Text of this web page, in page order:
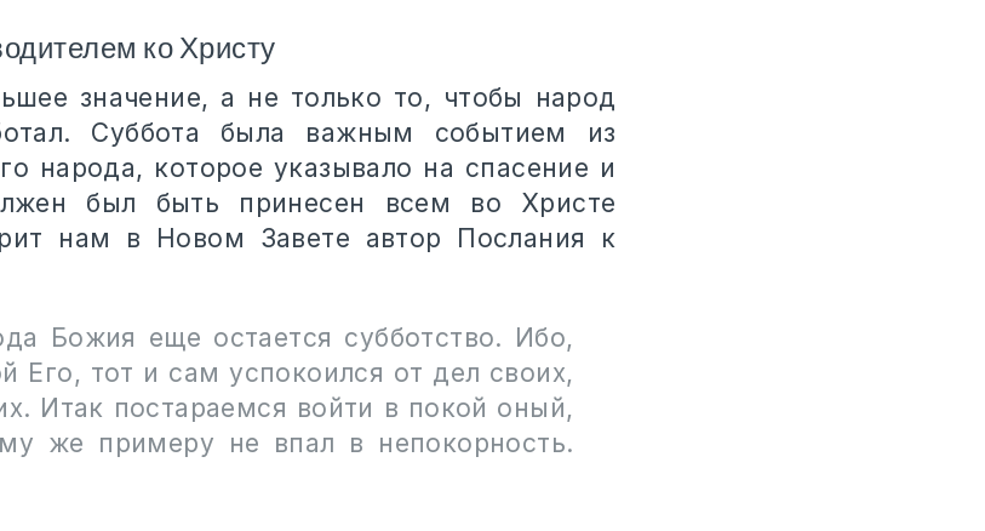
ко Христу
значение, а не только то, чтобы народ
Суббота была важным событием из
народа, которое указывало на спасение и
был быть принесен всем во Христе
нам в Новом Завете автор Послания к
Божия еще остается субботство. Ибо,
Его, тот и сам успокоился от дел своих,
Итак постараемся войти в покой оный,
же примеру не впал в непокорность.